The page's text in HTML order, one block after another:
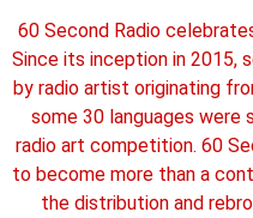
60 Second Radio
Since its inception in 2015,
by radio artist originating
some 30 languages were
radio art competition. 60
to become more than a
the distribution and